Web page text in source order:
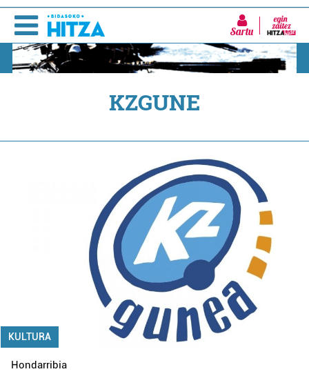
Sartu
KZGUNE
KULTURA
Hondarribia